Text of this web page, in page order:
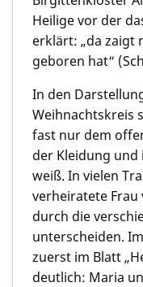
Heilige vor der
erklärt: „da zaigt
geboren hat“
In den
Weihnachtskreis
fast nur dem
der Kleidung und
weiß. In vielen
verheiratete Frau
durch die
unterscheiden.
zuerst im Blatt
deutlich: Maria